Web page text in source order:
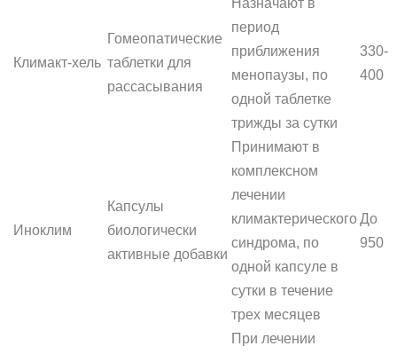
Климакт-хель
Гомеопатические
таблетки для
рассасывания
Назначают в
период
приближения
менопаузы, по
одной таблетке
трижды за сутки
330-
400
Иноклим
Капсулы
биологически
активные добавки
Принимают в
комплексном
лечении
климактерического
синдрома, по
одной капсуле в
сутки в течение
трех месяцев
До
950
При лечении